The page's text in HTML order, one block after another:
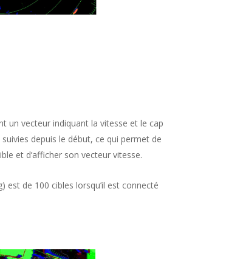
un vecteur indiquant la vitesse et le cap
depuis le début, ce qui permet de
et d’afficher son vecteur vitesse.
de 100 cibles lorsqu’il est connecté